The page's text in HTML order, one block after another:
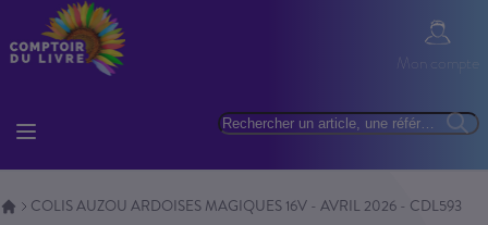
Allez au contenu
Rechercher
Mon
Mon compte
COLIS AUZOU ARDOISES MAGIQUES 16V - AVRIL 2026 - CDL593